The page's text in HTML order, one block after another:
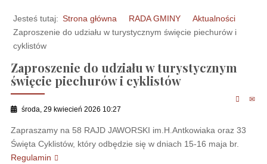
Jesteś tutaj: Strona główna RADA GMINY
Aktualności
Zaproszenie do udziału w turystycznym święcie piechurów i
cyklistów
Zaproszenie do udziału w turystycznym
święcie piechurów i cyklistów
środa, 29 kwiecień 2026 10:27
Zapraszamy na 58 RAJD JAWORSKI im.H.Antkowiaka oraz 33
Święta Cyklistów, który odbędzie się w dniach 15-16 maja br.
Regulamin